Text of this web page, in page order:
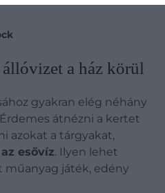
állóvizet a ház körül
gyakran elég néhány
átnézni a kertet
azokat a tárgyakat,
esővíz. Ilyen lehet
játék, edény